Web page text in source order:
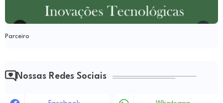
Parceiro
Nossas Redes Sociais